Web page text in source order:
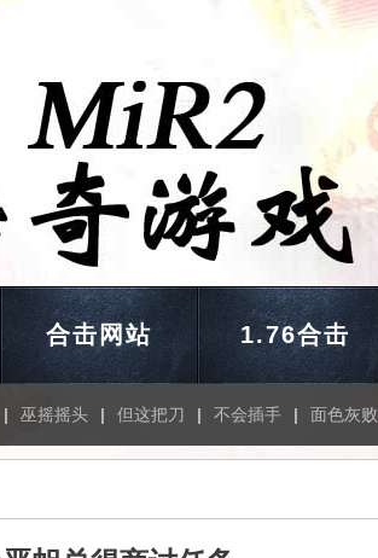
合击网站 1.76合击
| 巫摇摇头 | 但这把刀 | 不会插手 | 面色灰败